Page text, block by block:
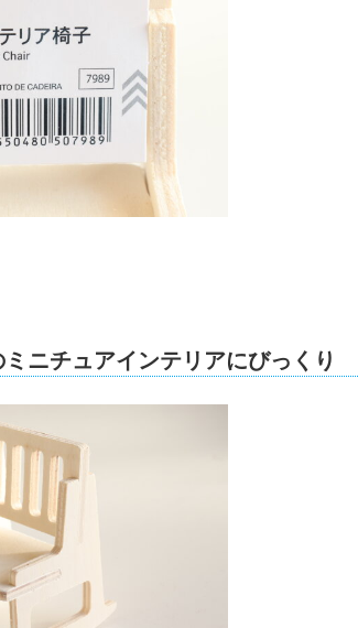
ニチュアインテリアにびっくり